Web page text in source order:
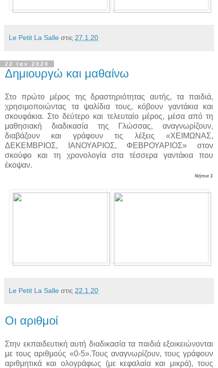
Le Petit La Salle στις 27.1.20
22 Ιαν 2020
Δημιουργώ και μαθαίνω
Στο πρώτο μέρος της δραστηριότητας αυτής, τα παιδιά,
χρησιμοποιώντας τα ψαλίδια τους, κόβουν γαντάκια και
σκουφάκια. Στο δεύτερο και τελευταίο μέρος, μέσα από τη
μαθησιακή διαδικασία της Γλώσσας, αναγνωρίζουν,
διαβάζουν και γράφουν τις λέξεις «ΧΕΙΜΩΝΑΣ,
ΔΕΚΕΜΒΡΙΟΣ, ΙΑΝΟΥΑΡΙΟΣ, ΦΕΒΡΟΥΑΡΙΟΣ» στον
σκούφο και τη χρονολογία στα τέσσερα γαντάκια που
έκοψαν.
Νήπια 1
Le Petit La Salle στις 22.1.20
Οι αριθμοί
Στην εκπαιδευτική αυτή διαδικασία τα παιδιά εξοικειώνονται
με τους αριθμούς «0-5».Τους αναγνωρίζουν, τους γράφουν
αριθμητικά και ολογράφως (με κεφαλαία και μικρά), τους